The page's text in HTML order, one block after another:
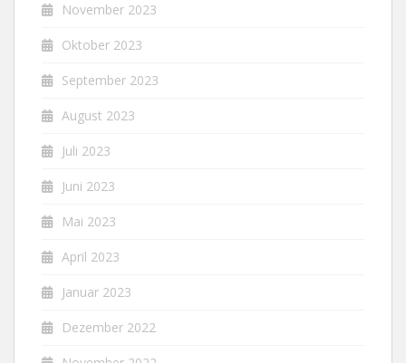
November 2023
Oktober 2023
September 2023
August 2023
Juli 2023
Juni 2023
Mai 2023
April 2023
Januar 2023
Dezember 2022